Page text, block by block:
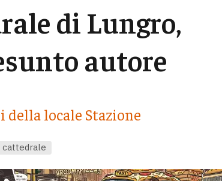
di Lungro,
autore
locale Stazione
cattedrale